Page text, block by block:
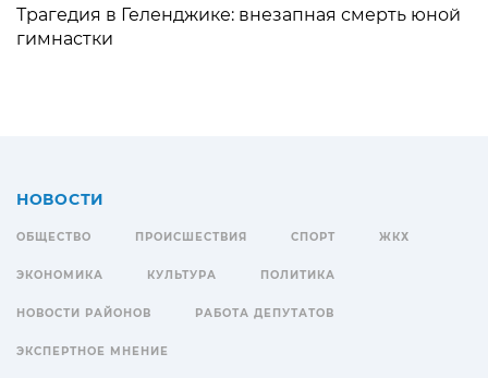
Трагедия в Геленджике: внезапная смерть юной
гимнастки
НОВОСТИ
ОБЩЕСТВО ПРОИСШЕСТВИЯ СПОРТ ЖКХ
ЭКОНОМИКА КУЛЬТУРА ПОЛИТИКА
НОВОСТИ РАЙОНОВ РАБОТА ДЕПУТАТОВ
ЭКСПЕРТНОЕ МНЕНИЕ